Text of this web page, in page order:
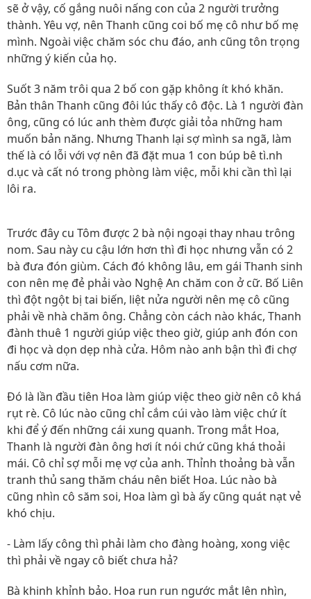
sẽ ở vậy, cố gắng nuôi nấng con của 2 người trưởng
thành. Yêu vợ, nên Thanh cũng coi bố mẹ cô như bố mẹ
mình. Ngoài việc chăm sóc chu đáo, anh cũng tôn trọng
những ý kiến của họ.
Suốt 3 năm trôi qua 2 bố con gặp không ít khó khăn.
Bản thân Thanh cũng đôi lúc thấy cô độc. Là 1 người đàn
ông, cũng có lúc anh thèm được giải tỏa những ham
muốn bản năng. Nhưng Thanh lại sợ mình sa ngã, làm
thế là có lỗi với vợ nên đã đặt mua 1 con búp bê tì.nh
d.ục và cất nó trong phòng làm việc, mỗi khi cần thì lại
lôi ra.
Trước đây cu Tôm được 2 bà nội ngoại thay nhau trông
nom. Sau này cu cậu lớn hơn thì đi học nhưng vẫn có 2
bà đưa đón giùm. Cách đó không lâu, em gái Thanh sinh
con nên mẹ đẻ phải vào Nghệ An chăm con ở cữ. Bố Liên
thì đột ngột bị tai biến, liệt nửa người nên mẹ cô cũng
phải về nhà chăm ông. Chẳng còn cách nào khác, Thanh
đành thuê 1 người giúp việc theo giờ, giúp anh đón con
đi học và dọn dẹp nhà cửa. Hôm nào anh bận thì đi chợ
nấu cơm nữa.
Đó là lần đầu tiên Hoa làm giúp việc theo giờ nên cô khá
rụt rè. Cô lúc nào cũng chỉ cắm cúi vào làm việc chứ ít
khi để ý đến những cái xung quanh. Trong mắt Hoa,
Thanh là người đàn ông hơi ít nói chứ cũng khá thoải
mái. Cô chỉ sợ mỗi mẹ vợ của anh. Thỉnh thoảng bà vẫn
tranh thủ sang thăm cháu nên biết Hoa. Lúc nào bà
cũng nhìn cô săm soi, Hoa làm gì bà ấy cũng quát nạt vẻ
khó chịu.
- Làm lấy công thì phải làm cho đàng hoàng, xong việc
thì phải về ngay cô biết chưa hả?
Bà khinh khỉnh bảo. Hoa run run ngước mắt lên nhìn,